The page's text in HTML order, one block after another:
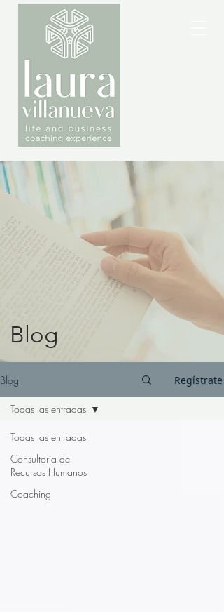
Blog
Blog Regístrate
Todas las entradas
Consultoria de
Recursos Humanos
Coaching
Todas las entradas